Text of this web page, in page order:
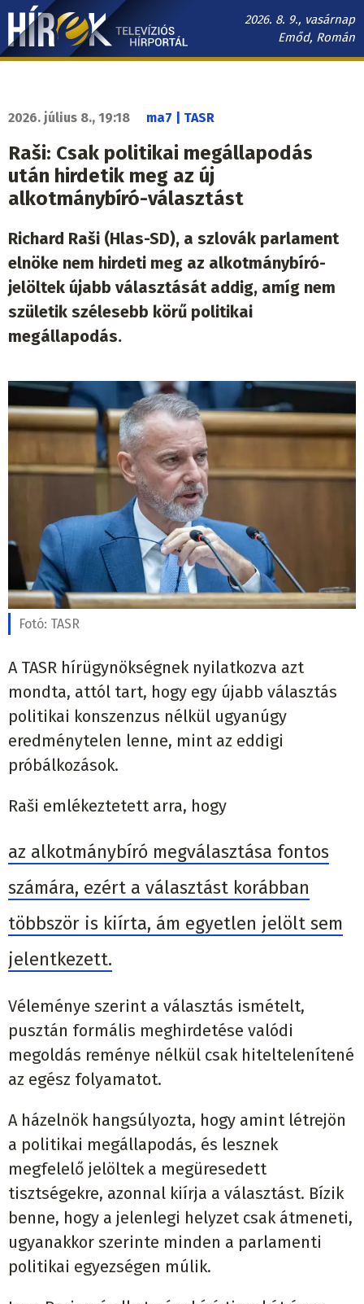
Ugrás
tartalomra
2026. 8. 9., vasárnap
Emőd, Román
Hírek.sk
navigáció
2026. július 8., 19:18 ma7 | TASR
Raši: Csak politikai megállapodás
után hirdetik meg az új
alkotmánybíró-választást
Richard Raši (Hlas-SD), a szlovák parlament
elnöke nem hirdeti meg az alkotmánybíró-
jelöltek újabb választását addig, amíg nem
születik szélesebb körű politikai
megállapodás.
Fotó: TASR
A TASR hírügynökségnek nyilatkozva azt
mondta, attól tart, hogy egy újabb választás
politikai konszenzus nélkül ugyanúgy
eredménytelen lenne, mint az eddigi
próbálkozások.
Raši emlékeztetett arra, hogy
az alkotmánybíró megválasztása fontos
számára, ezért a választást korábban
többször is kiírta, ám egyetlen jelölt sem
jelentkezett.
Véleménye szerint a választás ismételt,
pusztán formális meghirdetése valódi
megoldás reménye nélkül csak hiteltelenítené
az egész folyamatot.
A házelnök hangsúlyozta, hogy amint létrejön
a politikai megállapodás, és lesznek
megfelelő jelöltek a megüresedett
tisztségekre, azonnal kiírja a választást. Bízik
benne, hogy a jelenlegi helyzet csak átmeneti,
ugyanakkor szerinte minden a parlamenti
politikai egyezségen múlik.